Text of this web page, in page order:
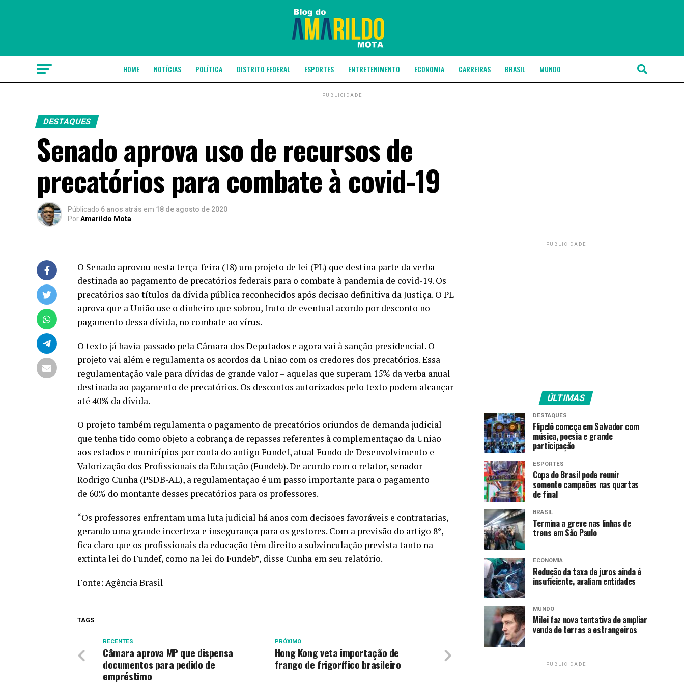
HOME NOTÍCIAS POLÍTICA DISTRITO FEDERAL ESPORTES ENTRETENIMENTO ECONOMIA CARREIRAS BRASIL MUNDO
PUBLICIDADE
DESTAQUES
Senado aprova uso de recursos de
precatórios para combate à covid-19
Públicado 6 anos atrás em 18 de agosto de 2020
PorAmarildo Mota
O Senado aprovou nesta terça-feira (18) um projeto de lei (PL) que destina parte da verba
destinada ao pagamento de precatórios federais para o combate à pandemia de covid-19. Os
precatórios são títulos da dívida pública reconhecidos após decisão definitiva da Justiça. O PL
aprova que a União use o dinheiro que sobrou, fruto de eventual acordo por desconto no
pagamento dessa dívida, no combate ao vírus.
O texto já havia passado pela Câmara dos Deputados e agora vai à sanção presidencial. O
projeto vai além e regulamenta os acordos da União com os credores dos precatórios. Essa
regulamentação vale para dívidas de grande valor – aquelas que superam 15% da verba anual
destinada ao pagamento de precatórios. Os descontos autorizados pelo texto podem alcançar
até 40% da dívida.
O projeto também regulamenta o pagamento de precatórios oriundos de demanda judicial
que tenha tido como objeto a cobrança de repasses referentes à complementação da União
aos estados e municípios por conta do antigo Fundef, atual Fundo de Desenvolvimento e
Valorização dos Profissionais da Educação (Fundeb). De acordo com o relator, senador
Rodrigo Cunha (PSDB-AL), a regulamentação é um passo importante para o pagamento
de 60% do montante desses precatórios para os professores.
“Os professores enfrentam uma luta judicial há anos com decisões favoráveis e contratarias,
gerando uma grande incerteza e insegurança para os gestores. Com a previsão do artigo 8°,
fica claro que os profissionais da educação têm direito a subvinculação prevista tanto na
extinta lei do Fundef, como na lei do Fundeb”, disse Cunha em seu relatório.
Fonte: Agência Brasil
TAGS
PRÓXIMO
Hong Kong veta importação de
frango de frigorífico brasileiro
RECENTES
Câmara aprova MP que dispensa
documentos para pedido de
empréstimo
PUBLICIDADE
ÚLTIMAS
DESTAQUES
Flipelô começa em Salvador com
música, poesia e grande
participação
ESPORTES
Copa do Brasil pode reunir
somente campeões nas quartas
de final
BRASIL
Termina a greve nas linhas de
trens em São Paulo
ECONOMIA
Redução da taxa de juros ainda é
insuficiente, avaliam entidades
MUNDO
Milei faz nova tentativa de ampliar
venda de terras a estrangeiros
PUBLICIDADE